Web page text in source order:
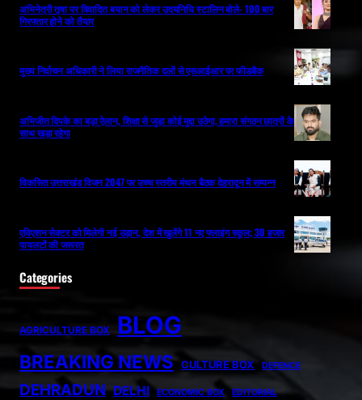
अभिनेत्री तृषा पर विवादित बयान को लेकर उदयनिधि स्टालिन बोले- 100 बार
गिरफ्तार होने को तैयार
मुख्य निर्वाचन अधिकारी ने लिया राजनैतिक दलों से एसआईआर पर फीडबैक
अभिजीत दिपके का बड़ा ऐलान, शिक्षा से जुड़ा कोई मुद्दा उठेगा, हमारा संगठन छात्रों के
साथ खड़ा रहेगा
विकसित उत्तराखंड विजन 2047 पर उच्च स्तरीय मंथन बैठक देहरादून में सम्पन्न
एविएशन सेक्टर को मिलेगी नई उड़ान, देश में खुलेंगे 11 नए फ्लाइंग स्कूल; 30 हजार
पायलटों की जरूरत
Categories
AGRICULTURE BOX BLOG
BREAKING NEWS CULTURE BOX DEFENCE
DEHRADUN DELHI ECONOMIC BOX EDITORIAL